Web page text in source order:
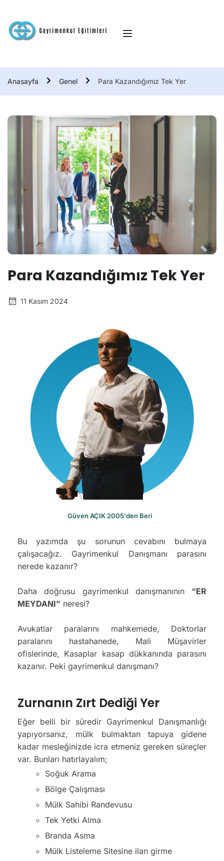
Anasayfa Genel Para Kazandığımız Tek Yer
Para Kazandığımız Tek Yer
11 Kasım 2024
Güven AÇIK 2005'den Beri
Bu yazımda şu sorunun cevabını bulmaya
çalışacağız. Gayrimenkul Danışmanı parasını
nerede kazanır?
Daha doğrusu gayrimenkul danışmanının “ER
MEYDANI” neresi?
Avukatlar paralarını mahkemede, Doktorlar
paralarını hastahanede, Mali Müşavirler
ofislerinde, Kasaplar kasap dükkanında parasını
kazanır. Peki gayrimenkul danışmanı?
Zurnanın Zırt Dediği Yer
Eğer belli bir süredir Gayrimenkul Danışmanlığı
yapıyorsanız, mülk bulmaktan tapuya gidene
kadar mesleğinizde icra etmeniz gereken süreçler
var. Bunları hatırlayalım;
Soğuk Arama
Bölge Çalışması
Mülk Sahibi Randevusu
Tek Yetki Alma
Branda Asma
Mülk Listeleme Sitesine ilan girme